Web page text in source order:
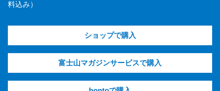
料込み）
ショップで購入
富士山マガジンサービスで購入